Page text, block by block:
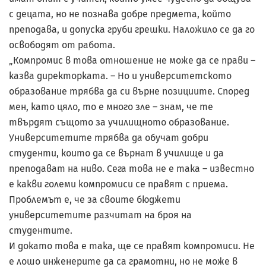
с децата, но не познава добре предмета, който
преподава, и допуска груби грешки. Наложило се да го
освободят от работа.
„Компромис в това отношение не може да се прави –
казва директорката. – Но и университетското
образование трябва да си върне позициите. Според
мен, като цяло, то е много зле – знам, че те
твърдят същото за училищното образование.
Университетите трябва да обучат добри
студенти, които да се върнат в училище и да
преподават на ниво. Сега това не е така – известно
е какви големи компромиси се правят с приема.
Проблемът е, че за своите бюджети
университетите разчитат на броя на
студентите.
И докато това е така, ще се правят компромиси. Не
е лошо инженерите да са грамотни, но не може в